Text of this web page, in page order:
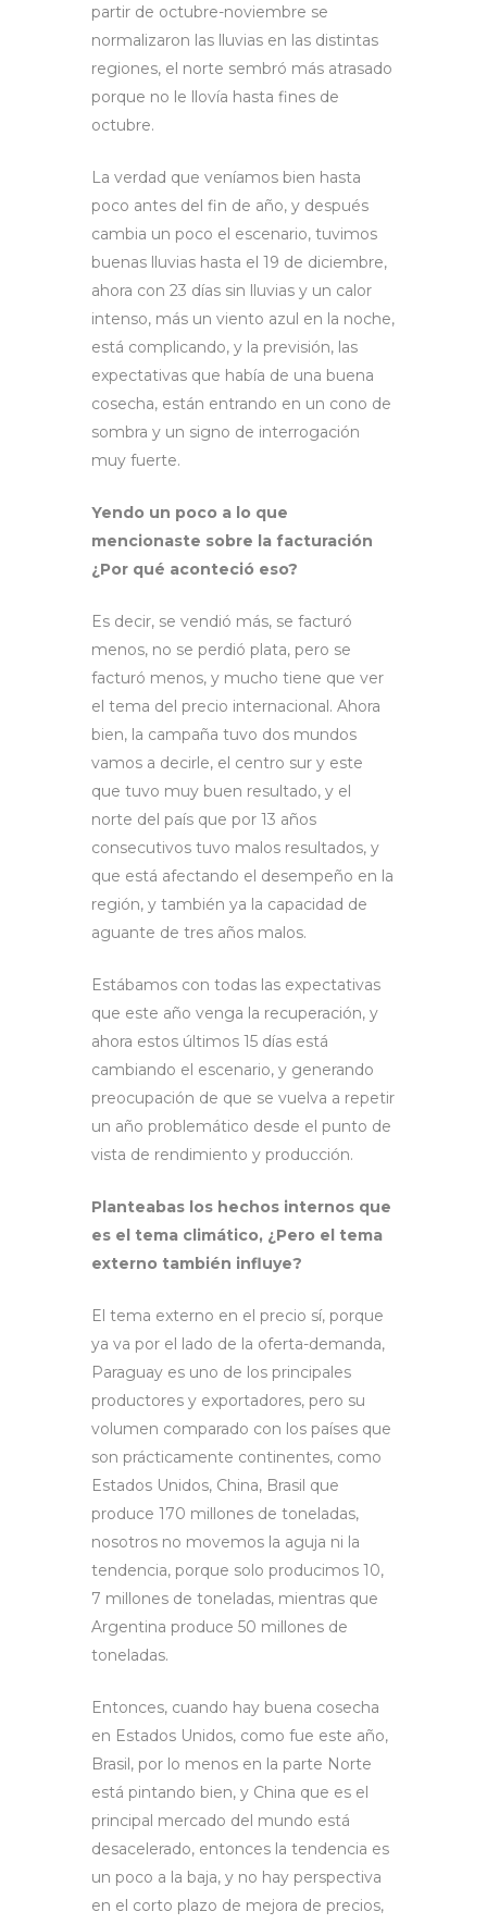
partir de octubre-noviembre se
normalizaron las lluvias en las distintas
regiones, el norte sembró más atrasado
porque no le llovía hasta fines de
octubre.
La verdad que veníamos bien hasta
poco antes del fin de año, y después
cambia un poco el escenario, tuvimos
buenas lluvias hasta el 19 de diciembre,
ahora con 23 días sin lluvias y un calor
intenso, más un viento azul en la noche,
está complicando, y la previsión, las
expectativas que había de una buena
cosecha, están entrando en un cono de
sombra y un signo de interrogación
muy fuerte.
Yendo un poco a lo que
mencionaste sobre la facturación
¿Por qué aconteció eso?
Es decir, se vendió más, se facturó
menos, no se perdió plata, pero se
facturó menos, y mucho tiene que ver
el tema del precio internacional. Ahora
bien, la campaña tuvo dos mundos
vamos a decirle, el centro sur y este
que tuvo muy buen resultado, y el
norte del país que por 13 años
consecutivos tuvo malos resultados, y
que está afectando el desempeño en la
región, y también ya la capacidad de
aguante de tres años malos.
Estábamos con todas las expectativas
que este año venga la recuperación, y
ahora estos últimos 15 días está
cambiando el escenario, y generando
preocupación de que se vuelva a repetir
un año problemático desde el punto de
vista de rendimiento y producción.
Planteabas los hechos internos que
es el tema climático, ¿Pero el tema
externo también influye?
El tema externo en el precio sí, porque
ya va por el lado de la oferta-demanda,
Paraguay es uno de los principales
productores y exportadores, pero su
volumen comparado con los países que
son prácticamente continentes, como
Estados Unidos, China, Brasil que
produce 170 millones de toneladas,
nosotros no movemos la aguja ni la
tendencia, porque solo producimos 10,
7 millones de toneladas, mientras que
Argentina produce 50 millones de
toneladas.
Entonces, cuando hay buena cosecha
en Estados Unidos, como fue este año,
Brasil, por lo menos en la parte Norte
está pintando bien, y China que es el
principal mercado del mundo está
desacelerado, entonces la tendencia es
un poco a la baja, y no hay perspectiva
en el corto plazo de mejora de precios,